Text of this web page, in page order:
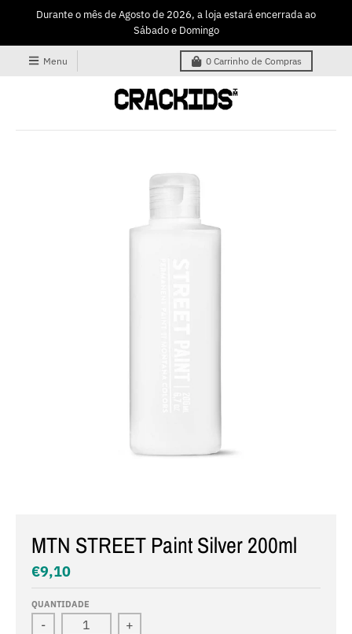
Durante o mês de Agosto de 2026, a loja estará encerrada ao
Sábado e Domingo
Menu 0 Carrinho de Compras
MTN STREET Paint Silver 200ml
€9,10
QUANTIDADE
- +